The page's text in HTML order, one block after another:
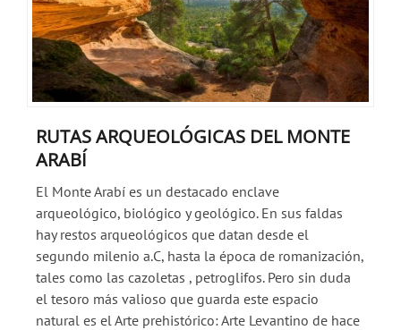
RUTAS ARQUEOLÓGICAS DEL MONTE
ARABÍ
El Monte Arabí es un destacado enclave
arqueológico, biológico y geológico. En sus faldas
hay restos arqueológicos que datan desde el
segundo milenio a.C, hasta la época de romanización,
tales como las cazoletas , petroglifos. Pero sin duda
el tesoro más valioso que guarda este espacio
natural es el Arte prehistórico: Arte Levantino de hace